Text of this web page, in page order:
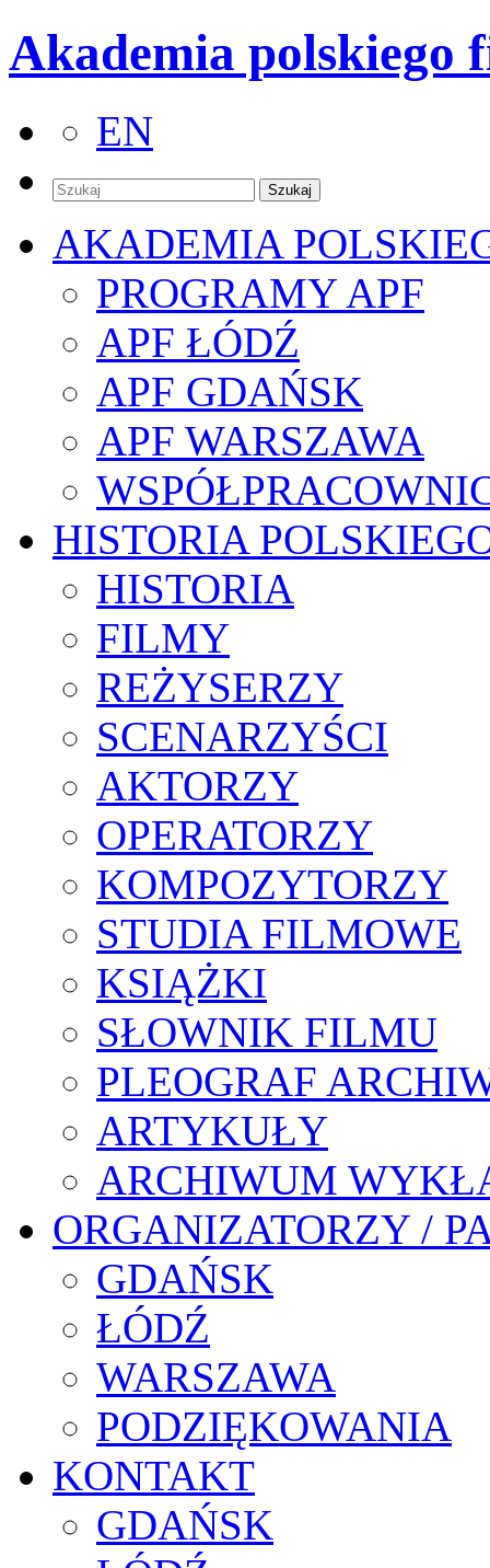
Akademia polskiego
EN
AKADEMIA
PROGRAMY APF
APF ŁÓDŹ
APF GDAŃSK
APF WARSZAWA
HISTORIA
HISTORIA
FILMY
REŻYSERZY
SCENARZYŚCI
AKTORZY
OPERATORZY
KOMPOZYTORZY
STUDIA FILMOWE
KSIĄŻKI
SŁOWNIK FILMU
PLEOGRAF
ARTYKUŁY
ARCHIWUM
ORGANIZATORZY /
GDAŃSK
ŁÓDŹ
WARSZAWA
PODZIĘKOWANIA
KONTAKT
GDAŃSK